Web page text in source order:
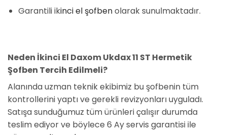
Garantili ikinci el şofbenolarak sunulmaktadır.
Neden İkinci El Daxom Ukdax 11 ST Hermetik
Şofben Tercih Edilmeli?
Alanında uzman teknik ekibimiz bu şofbenin tüm
kontrollerini yaptı ve gerekli revizyonları uyguladı.
Satışa sunduğumuz tüm ürünleri çalışır durumda
teslim ediyor ve böylece 6 Ay servis garantisi ile